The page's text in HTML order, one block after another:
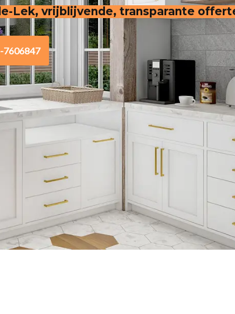
Lek, vrijblijvende, transparante
7606847